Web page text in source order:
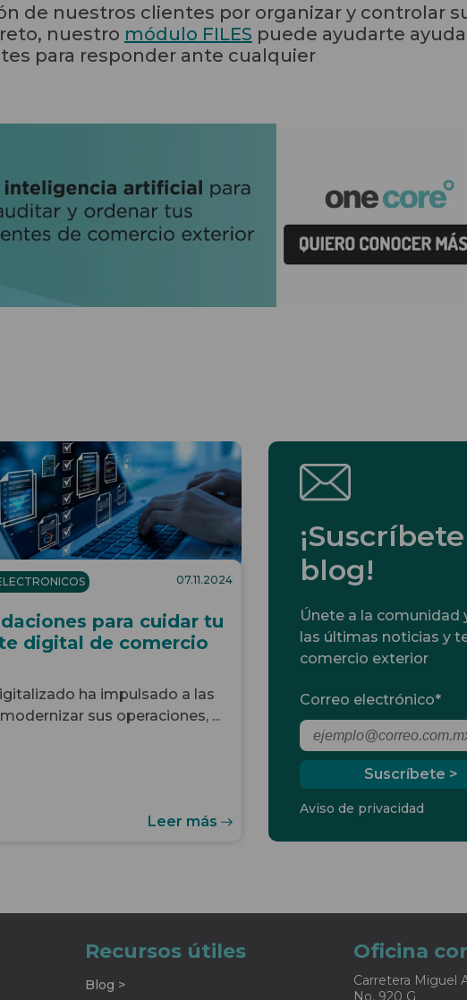
de nuestros clientes por organizar y controlar
nuestro módulo FILES puede ayudarte ayuda
para responder ante cualquier
07.11.2024
para cuidar tu
digital de comercio
ha impulsado a las
sus operaciones, ...
Leer más
blog!
Únete a la comunidad
las últimas noticias y
comercio exterior
Correo electrónico*
Aviso de privacidad
Recursos útiles
Blog >
Oficina
Carretera Miguel
No. 920 G